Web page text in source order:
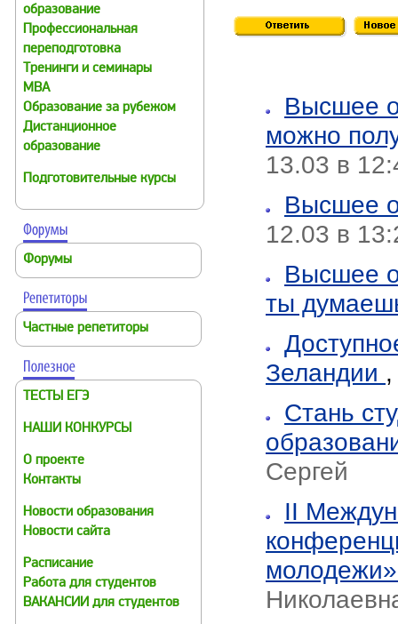
образование
Профессиональная
переподготовка
Тренинги и семинары
MBA
Образование за рубежом
Дистанционное
образование
Подготовительные курсы
Форумы
Частные репетиторы
ТЕСТЫ ЕГЭ
НАШИ КОНКУРСЫ
О проекте
Контакты
Новости образования
Новости сайта
Расписание
Работа для студентов
ВАКАНСИИ для студентов
Высшее
можно
13.03 в
Высшее
12.03 в
Высшее
ты
Зеландии
Стань
Сергей
II